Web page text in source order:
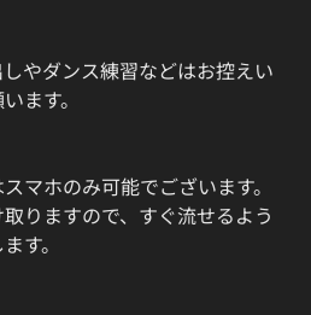
やダンス練習などはお控えい
ます。
マホのみ可能でございます。
りますので、すぐ流せるよう
す。